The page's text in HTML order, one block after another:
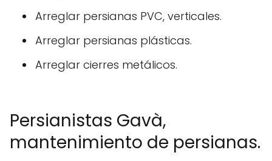
Arreglar persianas PVC, verticales.
Arreglar persianas plásticas.
Arreglar cierres metálicos.
Persianistas Gavà,
mantenimiento de persianas.